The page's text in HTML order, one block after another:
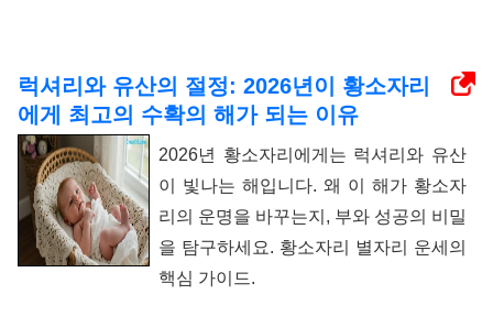
럭셔리와 유산의 절정: 2026년이 황소자리
에게 최고의 수확의 해가 되는 이유
2026년 황소자리에게는 럭셔리와 유산
이 빛나는 해입니다. 왜 이 해가 황소자
리의 운명을 바꾸는지, 부와 성공의 비밀
을 탐구하세요. 황소자리 별자리 운세의
핵심 가이드.